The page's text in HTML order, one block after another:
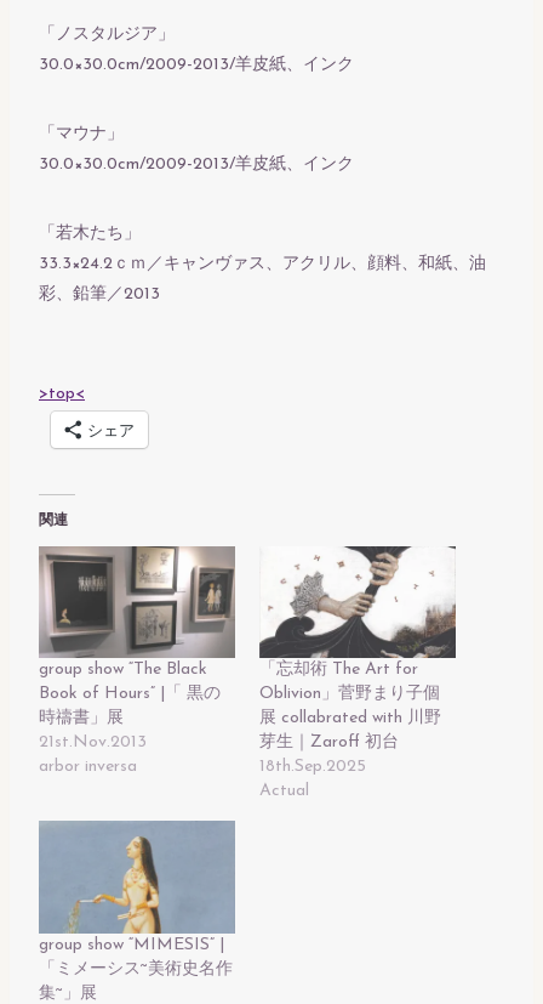
「ノスタルジア」
30.0×30.0cm/2009-2013/羊皮紙、インク
「マウナ」
30.0×30.0cm/2009-2013/羊皮紙、インク
「若木たち」
33.3×24.2ｃｍ／キャンヴァス、アクリル、顔料、和紙、油
彩、鉛筆／2013
>top<
シェア
関連
group show “The Black
Book of Hours” |「 黒の
時禱書」展
21st.Nov.2013
arbor inversa
「忘却術 The Art for
Oblivion」菅野まり子個
展 collabrated with 川野
芽生｜Zaroff 初台
18th.Sep.2025
Actual
group show “MIMESIS” |
「ミメーシス~美術史名作
集~」展